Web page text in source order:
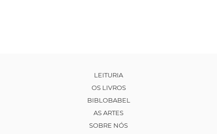
LEITURIA
OS LIVROS
BIBLOBABEL
AS ARTES
SOBRE NÓS